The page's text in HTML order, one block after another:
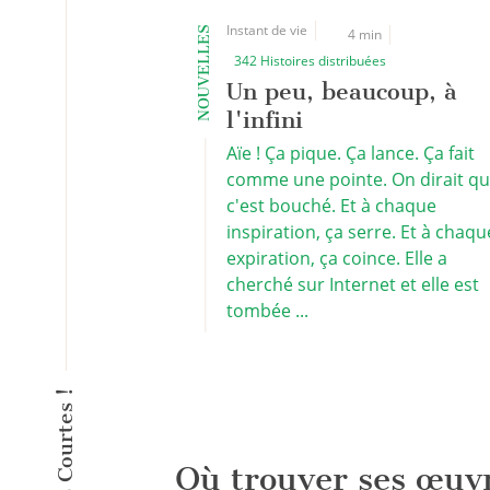
NOUVELLES Instant de vie
4 min
342 Histoires distribuées
Un peu, beaucoup, à
l'infini
Aïe ! Ça pique. Ça lance. Ça fait
comme une pointe. On dirait
c'est bouché. Et à chaque
inspiration, ça serre. Et à
expiration, ça coince. Elle a
cherché sur Internet et elle est
tombée ...
Où trouver ses